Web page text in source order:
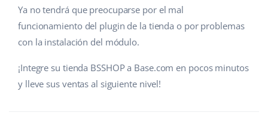
Ya no tendrá que preocuparse por el mal
funcionamiento del plugin de la tienda o por problemas
con la instalación del módulo.
¡Integre su tienda BSSHOP a Base.com en pocos minutos
y lleve sus ventas al siguiente nivel!